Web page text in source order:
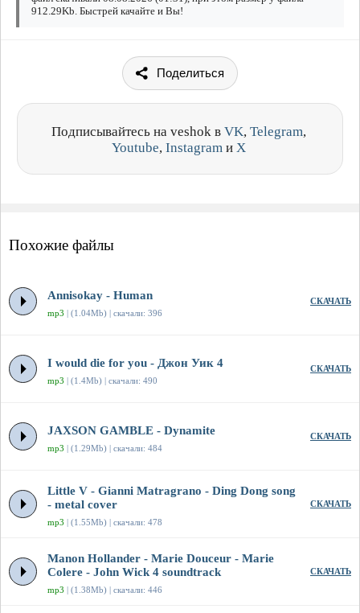
912.29Kb. Быстрей качайте и Вы!
Поделиться
Подписывайтесь на veshok в VK, Telegram,
Youtube, Instagram и X
Похожие файлы
Annisokay - Human
mp3 | (1.04Mb) | скачали: 396
СКАЧАТЬ
I would die for you - Джон Уик 4
mp3 | (1.4Mb) | скачали: 490
СКАЧАТЬ
JAXSON GAMBLE - Dynamite
mp3 | (1.29Mb) | скачали: 484
СКАЧАТЬ
Little V - Gianni Matragrano - Ding Dong song
- metal cover
mp3 | (1.55Mb) | скачали: 478
СКАЧАТЬ
Manon Hollander - Marie Douceur - Marie
Colere - John Wick 4 soundtrack
mp3 | (1.38Mb) | скачали: 446
СКАЧАТЬ